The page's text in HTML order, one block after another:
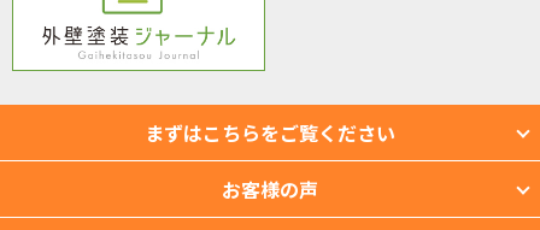
まずはこちらをご覧ください
お客様の声